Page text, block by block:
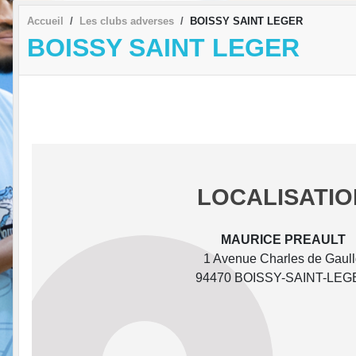
Accueil Les clubs adverses BOISSY SAINT LEGER
BOISSY SAINT LEGER
MAURICE PREAULT
1 Avenue Charles de
94470 BOISSY-SAINT-